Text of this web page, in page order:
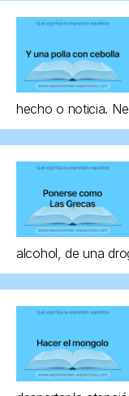
hecho o noticia.
alcohol, de una